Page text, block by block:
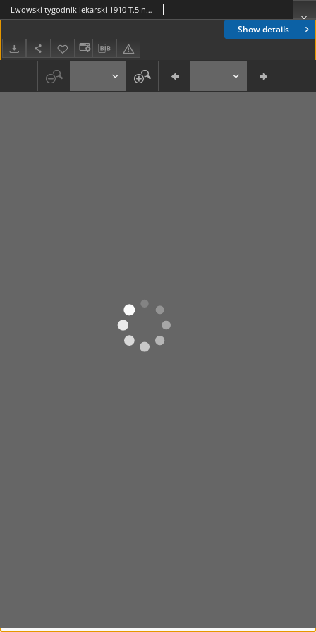
Show details
Lwowski tygodnik lekarski 1910 T.5 nr 24